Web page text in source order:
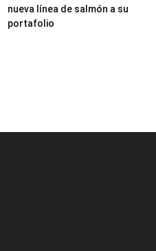
nueva línea de salmón a su
portafolio